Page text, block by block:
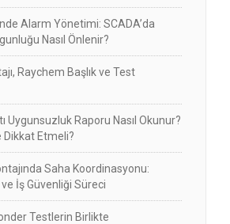
Alarm Yönetimi: SCADA’da
Nasıl Önlenir?
Raychem Başlık ve Test
Uygunsuzluk Raporu Nasıl Okunur?
Etmeli?
Saha Koordinasyonu:
İş Güvenliği Süreci
Testlerin Birlikte